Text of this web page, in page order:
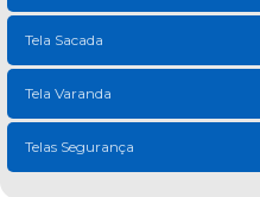
Tela Sacada
Tela Varanda
Telas Segurança